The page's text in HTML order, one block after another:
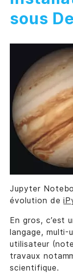
sous
Jupyter
évolution de
En gros, c’est
langage, multi-
utilisateur
travaux
scientifique.